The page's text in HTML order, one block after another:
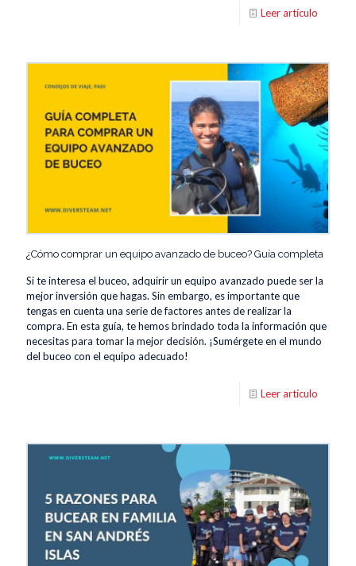
Leer artículo
¿Cómo comprar un equipo avanzado de buceo? Guía completa
Si te interesa el buceo, adquirir un equipo avanzado puede ser la
mejor inversión que hagas. Sin embargo, es importante que
tengas en cuenta una serie de factores antes de realizar la
compra. En esta guía, te hemos brindado toda la información que
necesitas para tomar la mejor decisión. ¡Sumérgete en el mundo
del buceo con el equipo adecuado!
Leer artículo